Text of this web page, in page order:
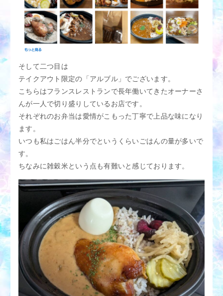
そして二つ目は
テイクアウト限定の「アルブル」でございます。
こちらはフランスレストランで長年働いてきたオーナーさ
んが一人で切り盛りしているお店です。
それぞれのお弁当は愛情がこもった丁寧で上品な味になり
ます。
いつも私はごはん半分でというくらいごはんの量が多いで
す。
ちなみに雑穀米という点も有難いと感じております。